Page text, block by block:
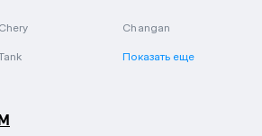
Chery Changan
Показать еще